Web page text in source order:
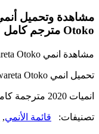
Otoko مترجم كامل
مشاهدة انمي Kami-tachi ni Hirowareta Otoko مترجم اون لاين
تحميل انمي Kami-tachi ni Hirowareta Otoko مترجم بجودة عالية
انميات 2020 مترجمة كاملة
تصنيفات: قائمة الأنمي,